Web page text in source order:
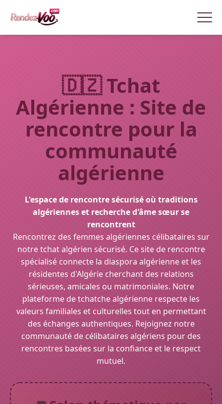
🇩🇿Tchat
Algérienne : Site de
rencontre pour la
communauté
algérienne
L'espace de rencontre sécurisé où traditions
algériennes et recherche d'âme sœur se
rencontrent
Rencontrez des femmes algériennes célibataires sur
notre tchat algérien sécurisé. Ce site de rencontre
spécialisé connecte la diaspora algérienne et les
résidentes d'Algérie cherchant des relations
sérieuses, amicales ou matrimoniales. Notre
plateforme de tchatche algérienne respecte les
valeurs familiales et culturelles tout en permettant
des échanges authentiques. Rejoignez notre
communauté de célibataires algériens pour des
rencontres basées sur la confiance et le respect
mutuel.